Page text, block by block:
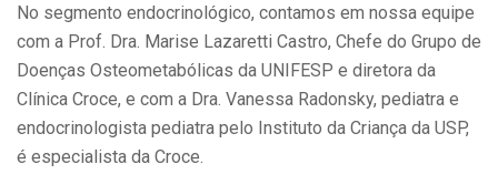
No segmento endocrinológico, contamos em nossa equipe
com a Prof. Dra. Marise Lazaretti Castro, Chefe do Grupo de
Doenças Osteometabólicas da UNIFESP e diretora da
Clínica Croce, e com a Dra. Vanessa Radonsky, pediatra e
endocrinologista pediatra pelo Instituto da Criança da USP,
é especialista da Croce.